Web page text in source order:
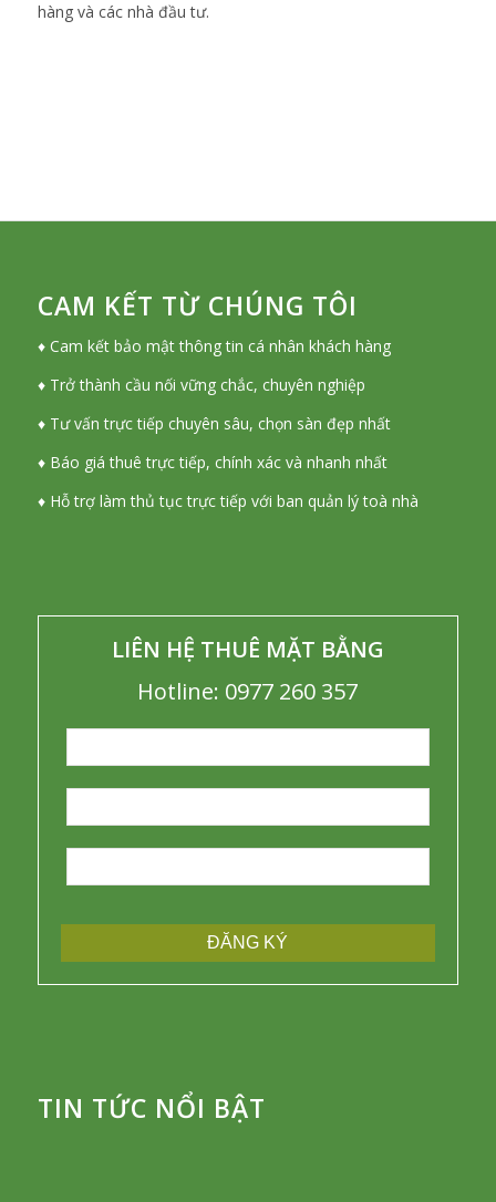
hàng và các nhà đầu tư.
CAM KẾT TỪ CHÚNG TÔI
♦ Cam kết bảo mật thông tin cá nhân khách hàng
♦ Trở thành cầu nối vững chắc, chuyên nghiệp
♦ Tư vấn trực tiếp chuyên sâu, chọn sàn đẹp nhất
♦ Báo giá thuê trực tiếp, chính xác và nhanh nhất
♦ Hỗ trợ làm thủ tục trực tiếp với ban quản lý toà nhà
LIÊN HỆ THUÊ MẶT BẰNG
Hotline: 0977 260 357
TIN TỨC NỔI BẬT